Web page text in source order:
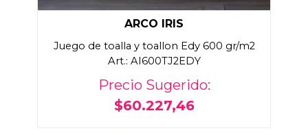
ARCO IRIS
Juego de toalla y toallon Edy 600 gr/m2
Art.: AI600TJ2EDY
Precio Sugerido:
$60.227,46